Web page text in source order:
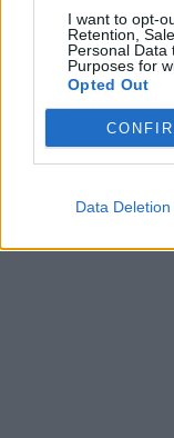
I want to opt-
Retention,
Personal Data
Purposes for
Opted Out
Data Deletion